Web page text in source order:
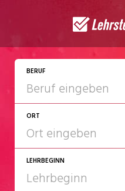
BERUF
ORT
LEHRBEGINN